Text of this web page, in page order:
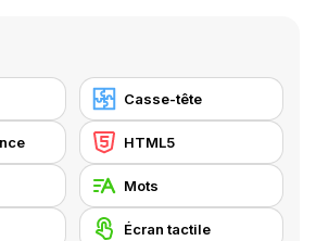
Casse-tête
HTML5
Mots
Écran tactile